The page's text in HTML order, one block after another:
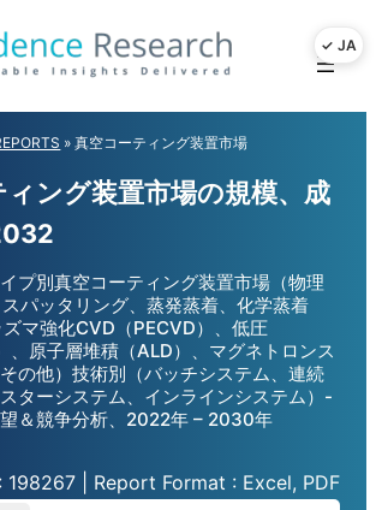
»真空コーティング装置市場
ィング装置市場の規模、成
プ別真空コーティング装置市場（物理
パッタリング、蒸発蒸着、化学蒸着
ズマ強化CVD（PECVD）、低圧
、原子層堆積（ALD）、マグネトロンス
の他）技術別（バッチシステム、連続
ターシステム、インラインシステム）-
＆競争分析、2022年 – 2030年
198267 | Report Format : Excel, PDF